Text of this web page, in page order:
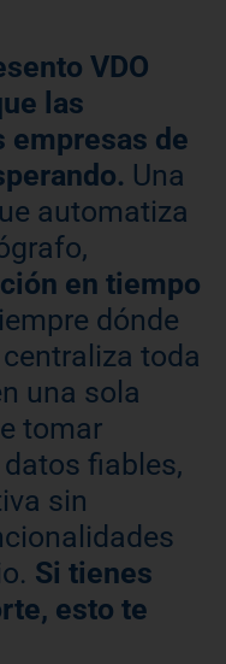
VDO
las
empresas de
Una
automatiza
en tiempo
dónde
toda
una sola
tomar
fiables,
sin
Si tienes
esto te